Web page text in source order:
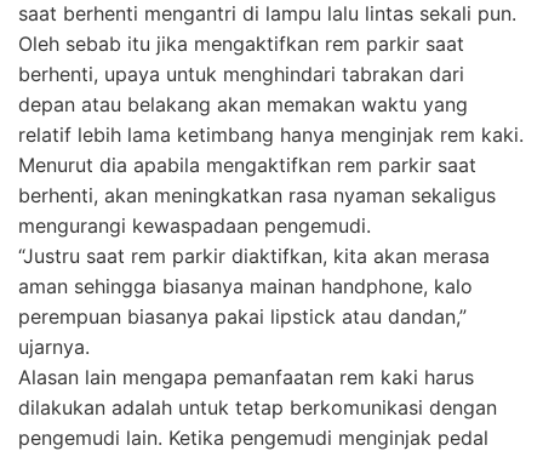
saat berhenti mengantri di lampu lalu lintas sekali pun.
Oleh sebab itu jika mengaktifkan rem parkir saat
berhenti, upaya untuk menghindari tabrakan dari
depan atau belakang akan memakan waktu yang
relatif lebih lama ketimbang hanya menginjak rem kaki.
Menurut dia apabila mengaktifkan rem parkir saat
berhenti, akan meningkatkan rasa nyaman sekaligus
mengurangi kewaspadaan pengemudi.
“Justru saat rem parkir diaktifkan, kita akan merasa
aman sehingga biasanya mainan handphone, kalo
perempuan biasanya pakai lipstick atau dandan,”
ujarnya.
Alasan lain mengapa pemanfaatan rem kaki harus
dilakukan adalah untuk tetap berkomunikasi dengan
pengemudi lain. Ketika pengemudi menginjak pedal